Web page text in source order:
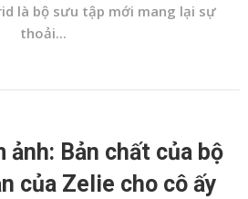
là bộ sưu tập mới mang lại sự
thoải...
ảnh: Bản chất của bộ
của Zelie cho cô ấy